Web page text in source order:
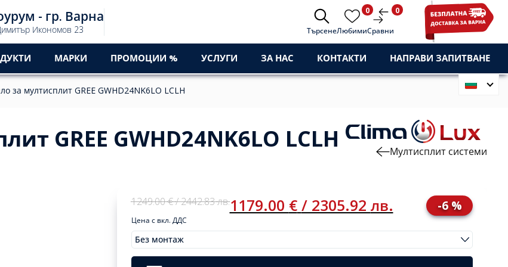
- гр. Варна
Икономов 23 ТърсенеЛюбими
0
Сравни
0
МАРКИ ПРОМОЦИИ % УСЛУГИ ЗА НАС КОНТАКТИ НАПРАВИ ЗАПИТВАНЕ
за мултисплит GREE GWHD24NK6LO LCLH
GREE GWHD24NK6LO LCLH Мултисплит системи
1249.00€/ 2442.83лв.
Original
was:
1249,00 €
/
2442,83
1179.00 € / 2305.92 лв.
Current
is:
1179,00 €
/
2305,92
-6 %
Цена с вкл. ДДС
Без монтаж
МонтажиClear
1249.00
€/
Original
price
1179.00
€/
Current
price